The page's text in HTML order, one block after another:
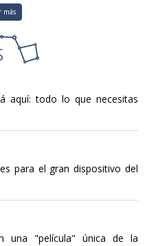
aquí: todo lo que necesitas
para el gran dispositivo del
una "película" única de la